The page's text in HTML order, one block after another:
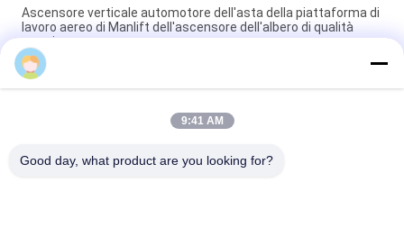
Ascensore verticale automotore dell'asta della piattaforma di
lavoro aereo di Manlift dell'ascensore dell'albero di qualità
premio
Piattaforma di funzionamento d'elevamento mobile,
raccoglitrice aerea elettrica semi- di ordine di 4.3m
Albero doppio di lavoro della piattaforma 8m di altezza di
9:41 AM
Good day, what product are you looking for?